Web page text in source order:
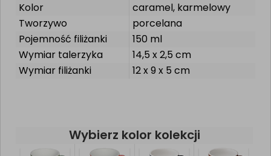
Kolor
caramel, karmelowy
Tworzywo
porcelana
Pojemność filiżanki
150 ml
Wymiar talerzyka
14,5 x 2,5 cm
Wymiar filiżanki
12 x 9 x 5 cm
Wybierz kolor kolekcji